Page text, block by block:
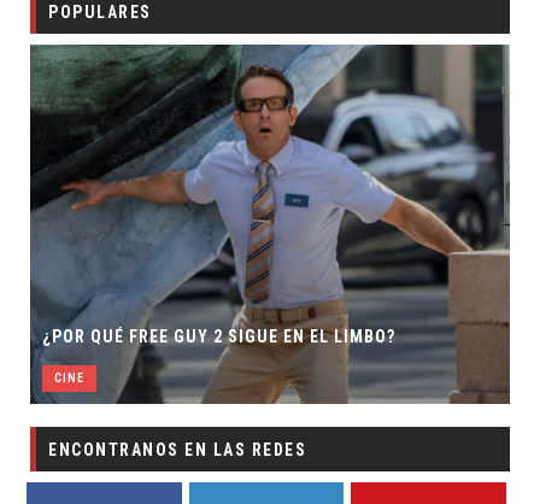
POPULARES
EN EL LIMBO?
SECUELA DE JURASSIC WORLD
DIRECTOR
CINE
ENCONTRANOS EN LAS REDES